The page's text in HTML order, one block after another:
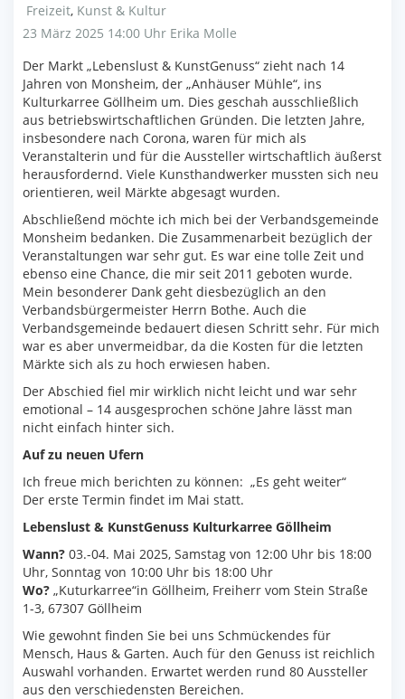
Freizeit, Kunst & Kultur
23 März 2025 14:00 Uhr Erika Molle
Der Markt „Lebenslust & KunstGenuss“ zieht nach 14
Jahren von Monsheim, der „Anhäuser Mühle“, ins
Kulturkarree Göllheim um. Dies geschah ausschließlich
aus betriebswirtschaftlichen Gründen. Die letzten Jahre,
insbesondere nach Corona, waren für mich als
Veranstalterin und für die Aussteller wirtschaftlich äußerst
herausfordernd. Viele Kunsthandwerker mussten sich neu
orientieren, weil Märkte abgesagt wurden.
Abschließend möchte ich mich bei der Verbandsgemeinde
Monsheim bedanken. Die Zusammenarbeit bezüglich der
Veranstaltungen war sehr gut. Es war eine tolle Zeit und
ebenso eine Chance, die mir seit 2011 geboten wurde.
Mein besonderer Dank geht diesbezüglich an den
Verbandsbürgermeister Herrn Bothe. Auch die
Verbandsgemeinde bedauert diesen Schritt sehr. Für mich
war es aber unvermeidbar, da die Kosten für die letzten
Märkte sich als zu hoch erwiesen haben.
Der Abschied fiel mir wirklich nicht leicht und war sehr
emotional – 14 ausgesprochen schöne Jahre lässt man
nicht einfach hinter sich.
Auf zu neuen Ufern
Ich freue mich berichten zu können: „Es geht weiter“
Der erste Termin findet im Mai statt.
Lebenslust & KunstGenuss Kulturkarree Göllheim
Wann? 03.-04. Mai 2025, Samstag von 12:00 Uhr bis 18:00
Uhr, Sonntag von 10:00 Uhr bis 18:00 Uhr
Wo? „Kuturkarree“in Göllheim, Freiherr vom Stein Straße
1-3, 67307 Göllheim
Wie gewohnt finden Sie bei uns Schmückendes für
Mensch, Haus & Garten. Auch für den Genuss ist reichlich
Auswahl vorhanden. Erwartet werden rund 80 Aussteller
aus den verschiedensten Bereichen.